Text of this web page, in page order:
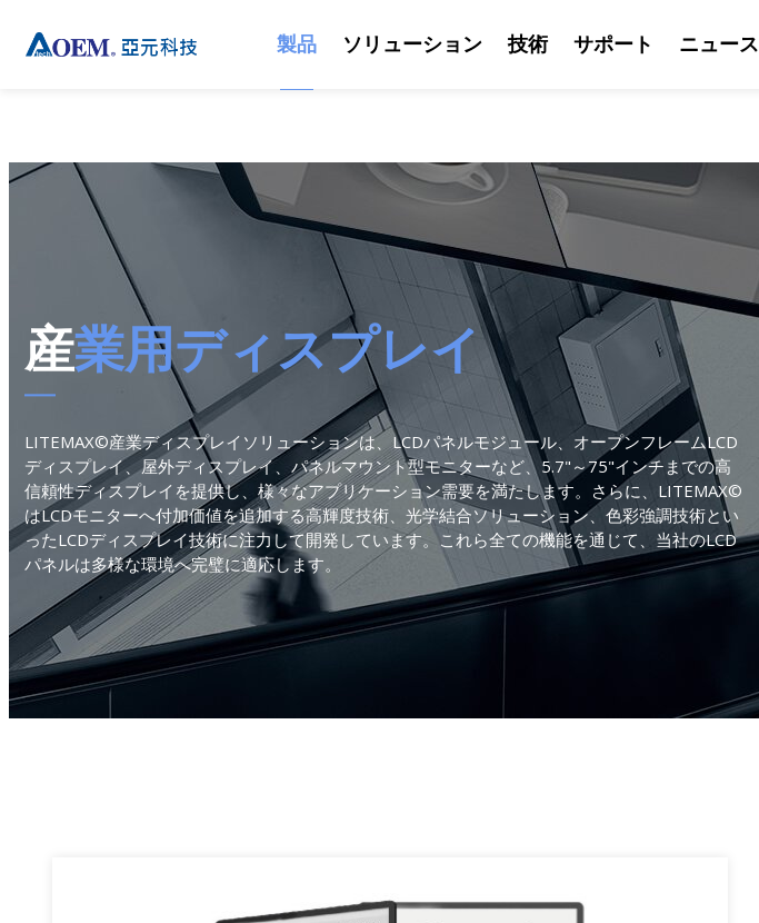
製品
製品
組込みマザーボード
産業用コンピューター
産業用パネルコンピュー
タ 、モニター
AIoT
付属品
ソリューション
ソリューション
スマート交通
産業オートメーション
船舶
デジタルサイネージ
ゲーミング
重工業
技術
技術
カッティングパネル
屋外
画質
サポート
サポート
ダウンロードセンター
ODM/OEMサービス
技術サポート
サポート技術情報
製品保証
品質保証
ニュース
ニュース
ニュースレター
会社紹介
企業の沿革
世界各地の拠点
世界のパートナー
ビジネス戦略パートナー
産業用ディスプレイ
LITEMAX©産業ディスプレイソリューションは、LCDパネルモジュール、オープンフレームLCD
ディスプレイ、屋外ディスプレイ、パネルマウント型モニターなど、5.7"～75"インチまでの高
信頼性ディスプレイを提供し、様々なアプリケーション需要を満たします。さらに、LITEMAX©
はLCDモニターへ付加価値を追加する高輝度技術、光学結合ソリューション、色彩強調技術とい
ったLCDディスプレイ技術に注力して開発しています。これら全ての機能を通じて、当社のLCD
パネルは多様な環境へ完璧に適応します。